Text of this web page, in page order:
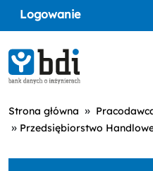
Logowanie
Strona główna »
» Przedsiębiorstwo